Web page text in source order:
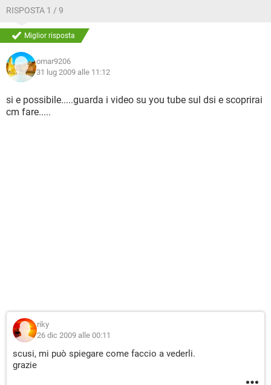
RISPOSTA 1 / 9
Miglior risposta
omar9206
31 lug 2009 alle 11:12
si e possibile.....guarda i video su you tube sul dsi e scoprirai
cm fare.....
riky
26 dic 2009 alle 00:11
scusi, mi può spiegare come faccio a vederli.
grazie